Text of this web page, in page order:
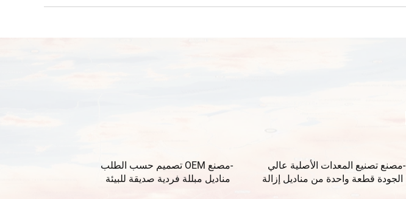
مصنع تصنيع المعدات الأصلية عالي
الجودة قطعة واحدة من مناديل إزالة
مصنع OEM تصميم حسب الطلب
مناديل مبللة فردية صديقة للبيئة